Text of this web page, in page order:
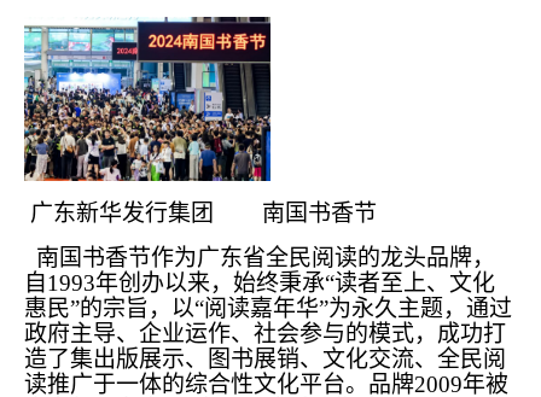
广东新华发行集团 南国书香节
南国书香节作为广东省全民阅读的龙头品牌，
自1993年创办以来，始终秉承“读者至上、文化
惠民”的宗旨，以“阅读嘉年华”为永久主题，通过
政府主导、企业运作、社会参与的模式，成功打
造了集出版展示、图书展销、文化交流、全民阅
读推广于一体的综合性文化平台。品牌2009年被